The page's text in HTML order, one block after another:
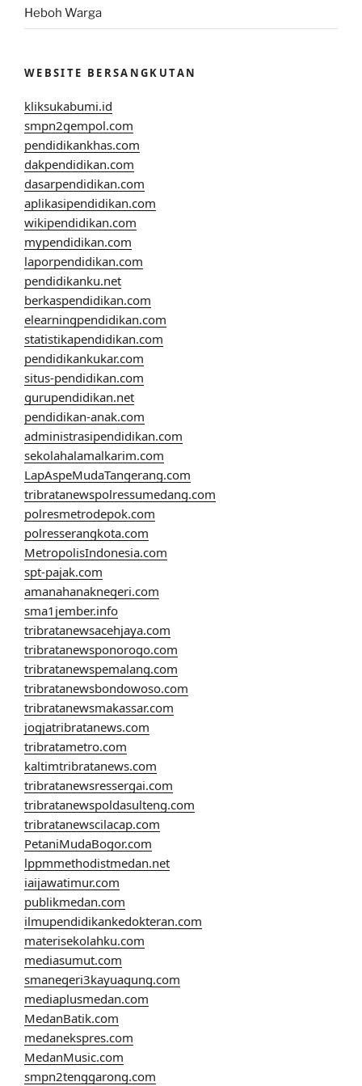
Heboh Warga
WEBSITE BERSANGKUTAN
kliksukabumi.id
smpn2gempol.com
pendidikankhas.com
dakpendidikan.com
dasarpendidikan.com
aplikasipendidikan.com
wikipendidikan.com
mypendidikan.com
laporpendidikan.com
pendidikanku.net
berkaspendidikan.com
elearningpendidikan.com
statistikapendidikan.com
pendidikankukar.com
situs-pendidikan.com
gurupendidikan.net
pendidikan-anak.com
administrasipendidikan.com
sekolahalamalkarim.com
LapAspeMudaTangerang.com
tribratanewspolressumedang.com
polresmetrodepok.com
polresserangkota.com
MetropolisIndonesia.com
spt-pajak.com
amanahanaknegeri.com
sma1jember.info
tribratanewsacehjaya.com
tribratanewsponorogo.com
tribratanewspemalang.com
tribratanewsbondowoso.com
tribratanewsmakassar.com
jogjatribratanews.com
tribratametro.com
kaltimtribratanews.com
tribratanewsressergai.com
tribratanewspoldasulteng.com
tribratanewscilacap.com
PetaniMudaBogor.com
lppmmethodistmedan.net
iaijawatimur.com
publikmedan.com
ilmupendidikankedokteran.com
materisekolahku.com
mediasumut.com
smanegeri3kayuagung.com
mediaplusmedan.com
MedanBatik.com
medanekspres.com
MedanMusic.com
smpn2tenggarong.com